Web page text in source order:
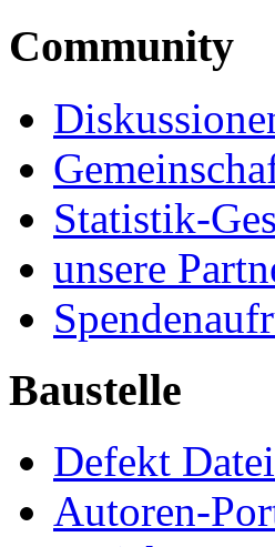
Community
Statistik-
unsere
Baustelle
Defekt
Autoren-